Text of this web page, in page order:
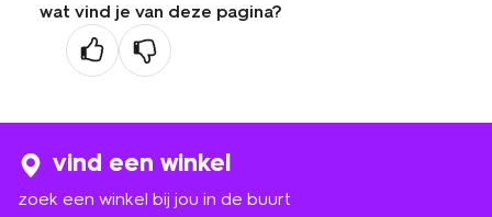
wat vind je van deze pagina?
vind een winkel
zoek een winkel bij jou in de buurt